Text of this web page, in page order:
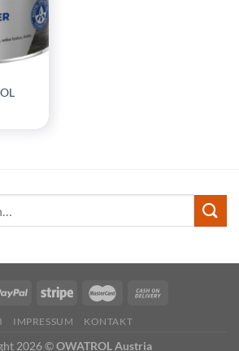
IMPRESSUM KONTAKT
2026 ©OWATROL Austria